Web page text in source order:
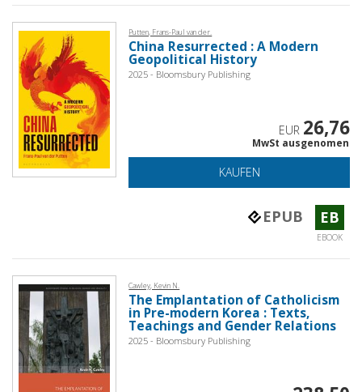
Putten, Frans-Paul van der.
China Resurrected : A Modern
Geopolitical History
2025 - Bloomsbury Publishing
EUR 26,76
MwSt ausgenomen
KAUFEN
EPUB EB
EBOOK
Cawley, Kevin N.
The Emplantation of Catholicism
in Pre-modern Korea : Texts,
Teachings and Gender Relations
2025 - Bloomsbury Publishing